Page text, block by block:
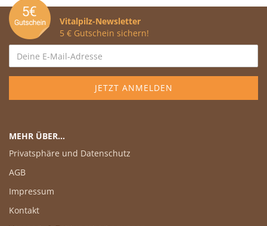
Vitalpilz-Newsletter
5 € Gutschein sichern!
MEHR ÜBER...
Privatsphäre und Datenschutz
AGB
Impressum
Kontakt